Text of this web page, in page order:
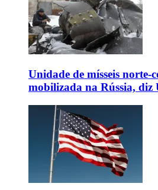
Unidade de mísseis norte-
mobilizada na Rússia, diz